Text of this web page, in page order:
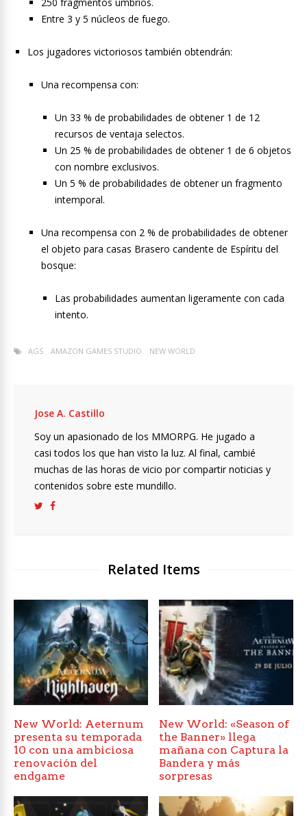
Entre 3 y 5 núcleos de fuego.
Los jugadores victoriosos también obtendrán:
Una recompensa con:
Un 33 % de probabilidades de obtener 1 de 12
recursos de ventaja selectos.
Un 25 % de probabilidades de obtener 1 de 6 objetos
con nombre exclusivos.
Un 5 % de probabilidades de obtener un fragmento
intemporal.
Una recompensa con 2 % de probabilidades de obtener
el objeto para casas Brasero candente de Espíritu del
bosque:
Las probabilidades aumentan ligeramente con cada
intento.
AGS AMAZON GAMES STUDIO NEW WORLD
Jose A. Castillo
Soy un apasionado de los MMORPG. He jugado a
casi todos los que han visto la luz. Al final, cambié
muchas de las horas de vicio por compartir noticias y
contenidos sobre este mundillo.
Related Items
New World: Aeternum
presenta su temporada
10 con una ambiciosa
renovación del
endgame
New World: «Season of
the Banner» llega
mañana con Captura la
Bandera y más
sorpresas